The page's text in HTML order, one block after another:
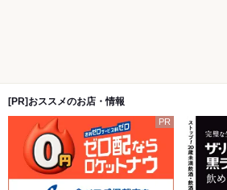
[PR]おススメのお店・情報
PR